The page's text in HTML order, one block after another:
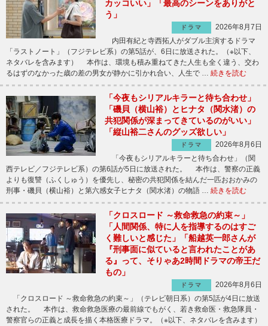
カッコいい」「最高のシーンをありがと
う」
ドラマ
2026年8月7日
内田有紀と寺西拓人がダブル主演するドラマ
「ラストノート」（フジテレビ系）の第5話が、6日に放送された。（※以下、
ネタバレを含みます） 本作は、環境も積み重ねてきた人生も全く違う、交わ
るはずのなかった歳の差の男女が静かに引かれ合い、人生で … 続きを読む
「今夜もシリアルキラーと待ち合わせ」
「磯貝（横山裕）とヒナタ（関水渚）の
共犯関係が深まってきているのがいい」
「縦山裕二さんのグッズ欲しい」
ドラマ
2026年8月6日
「今夜もシリアルキラーと待ち合わせ」（関
西テレビ／フジテレビ系）の第6話が5日に放送された。 本作は、警察の正義
よりも復讐（ふくしゅう）を優先し、秘密の共犯関係を結んだ一匹おおかみの
刑事・磯貝（横山裕）と第六感女子ヒナタ（関水渚）の物語 … 続きを読む
「クロスロード ～救命救急の約束～」
「人間関係、特に人を指導するのはすご
く難しいと感じた」「船越英一郎さんが
『刑事面に似ていると言われたことがあ
る』って、そりゃあ2時間ドラマの帝王だ
もの」
ドラマ
2026年8月6日
「クロスロード ～救命救急の約束～」（テレビ朝日系）の第5話が4日に放送
された。 本作は、救命救急医療の最前線でもがく、若き救命医・救急隊員・
警察官らの正義と成長を描く本格医療ドラマ。（※以下、ネタバレを含みます）